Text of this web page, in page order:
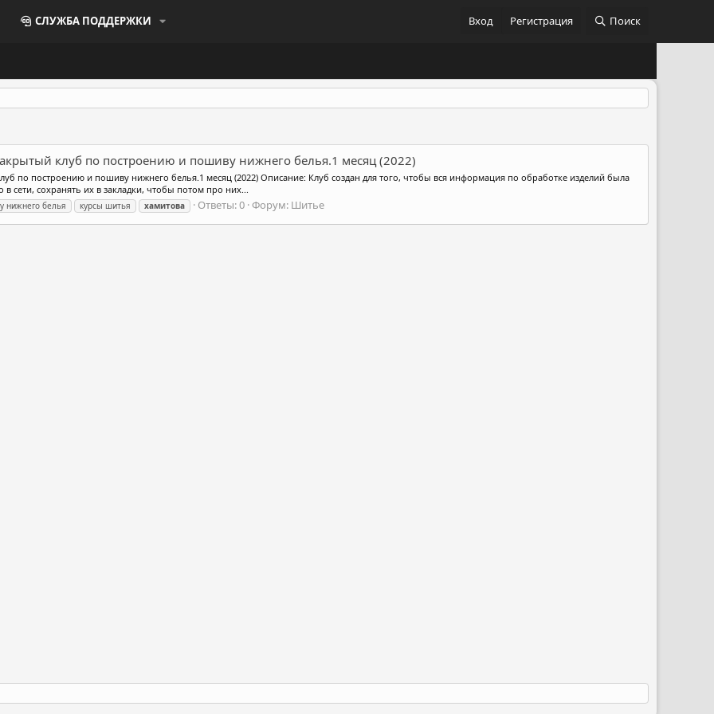
СЛУЖБА ПОДДЕРЖКИ Вход Регистрация Поиск
клуб по построению и пошиву нижнего белья.1 месяц (2022)
по построению и пошиву нижнего белья.1 месяц (2022) Описание: Клуб создан для того, чтобы вся информация по обработке изделий была
сети, сохранять их в закладки, чтобы потом про них...
нижнего белья курсы шитья хамитова Ответы: 0 Форум: Шитье